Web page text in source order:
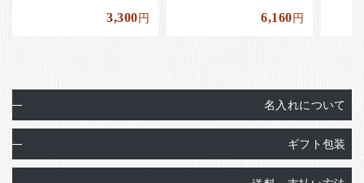
3,300円 6,160円
名入れについて
ギフト包装